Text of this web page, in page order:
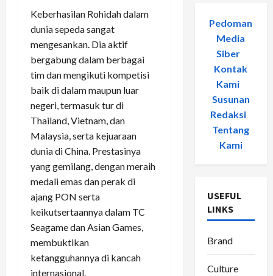
Keberhasilan Rohidah dalam
dunia sepeda sangat
mengesankan. Dia aktif
bergabung dalam berbagai
tim dan mengikuti kompetisi
baik di dalam maupun luar
negeri, termasuk tur di
Thailand, Vietnam, dan
Malaysia, serta kejuaraan
dunia di China. Prestasinya
yang gemilang, dengan meraih
medali emas dan perak di
ajang PON serta
keikutsertaannya dalam TC
Seagame dan Asian Games,
membuktikan
ketangguhannya di kancah
internasional.
Pedoman
Media
Siber-
Kontak
Kami
Susunan
Redaksi-
Tentang
Kami
USEFUL
LINKS
Brand
Culture